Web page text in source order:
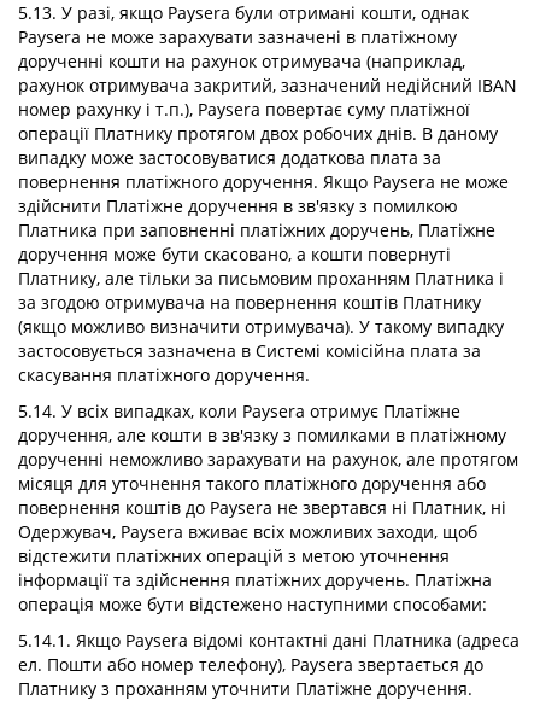
5.13. У разі, якщо Paysera були отримані кошти, однак
Paysera не може зарахувати зазначені в платіжному
дорученні кошти на рахунок отримувача (наприклад,
рахунок отримувача закритий, зазначений недійсний IBAN
номер рахунку і т.п.), Paysera повертає суму платіжної
операції Платнику протягом двох робочих днів. В даному
випадку може застосовуватися додаткова плата за
повернення платіжного доручення. Якщо Paysera не може
здійснити Платіжне доручення в зв'язку з помилкою
Платника при заповненні платіжних доручень, Платіжне
доручення може бути скасовано, а кошти повернуті
Платнику, але тільки за письмовим проханням Платника і
за згодою отримувача на повернення коштів Платнику
(якщо можливо визначити отримувача). У такому випадку
застосовується зазначена в Системі комісійна плата за
скасування платіжного доручення.
5.14. У всіх випадках, коли Paysera отримує Платіжне
доручення, але кошти в зв'язку з помилками в платіжному
дорученні неможливо зарахувати на рахунок, але протягом
місяця для уточнення такого платіжного доручення або
повернення коштів до Paysera не звертався ні Платник, ні
Одержувач, Paysera вживає всіх можливих заходи, щоб
відстежити платіжних операцій з метою уточнення
інформації та здійснення платіжних доручень. Платіжна
операція може бути відстежено наступними способами:
5.14.1. Якщо Paysera відомі контактні дані Платника (адреса
ел. Пошти або номер телефону), Paysera звертається до
Платнику з проханням уточнити Платіжне доручення.